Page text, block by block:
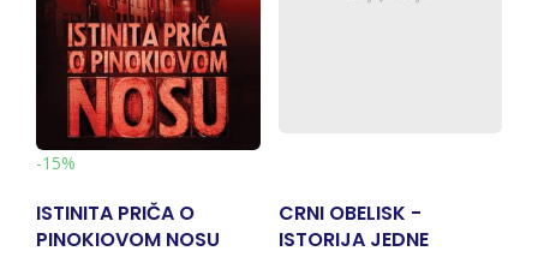
-15%
ISTINITA PRIČA O
PINOKIOVOM NOSU
CRNI OBELISK -
ISTORIJA JEDNE